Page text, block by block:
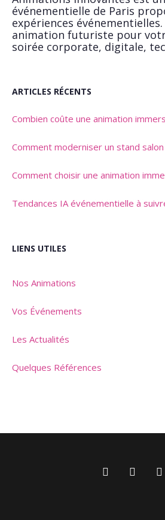
événementielle de Paris
expériences
animation futuriste pour
soirée corporate, digitale,
ARTICLES RÉCENTS
Combien coûte une animation
Comment moderniser un stand
Comment choisir une animation
Tendances IA événementielle à
LIENS UTILES
Nos Animations
Vos Événements
Les Actualités
Quelques Références